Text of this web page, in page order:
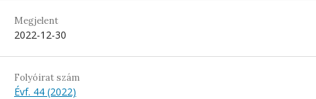
Megjelent
2022-12-30
Folyóirat szám
Évf. 44 (2022)